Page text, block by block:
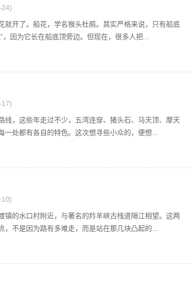
就开了。船花，学名猴头杜鹃。其实严格来说，只有船底
，因为它长在船底顶旁边。但现在，很多人把...
17)
线，这些年走过不少，五湾连穿、猪头石、马天顶、摩天
一处都有各自的特色。这次想寻些小众的，便想...
10)
镇的水口村附近，与著名的羚羊峡古栈道隔江相望。这两
，不是因为路有多难走，而是站在那几块凸起的...